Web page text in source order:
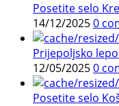
Posetite selo
14/12/20250
Prijepoljsko
12/05/20250
Posetite selo